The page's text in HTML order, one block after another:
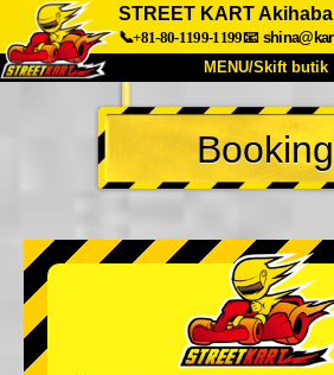
STREET KART
📞+81-80-1199-1199📧
MENU/Skift butik
TOP
Om Specifikationer
Virksomhed
Skift butik
Tokyo Shinagawa
Tokyo Akihabara#2
Booking